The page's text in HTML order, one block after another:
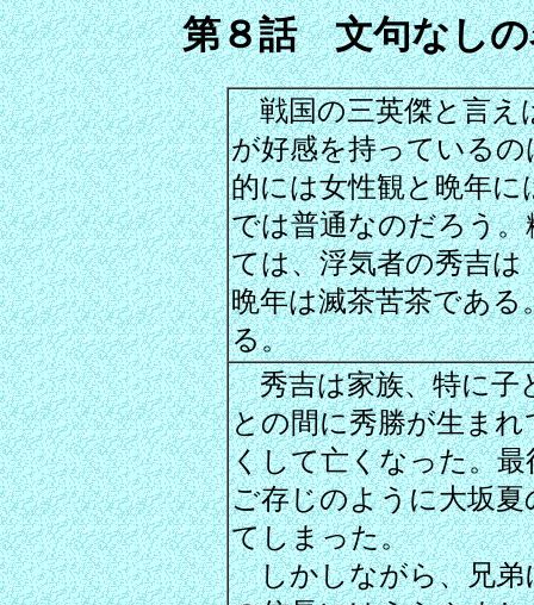
第８話 文句なし
戦国の三英傑と言え
が好感を持っている
的には女性観と晩年
では普通なのだろう
ては、浮気者の秀吉
晩年は滅茶苦茶であ
る。
秀吉は家族、特に子
との間に秀勝が生ま
くして亡くなった。
ご存じのように大坂
てしまった。
しかしながら、兄弟